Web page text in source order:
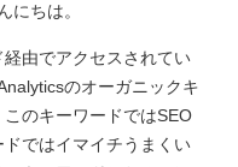
にちは。
経由でアクセスされてい
のオーガニックキ
のキーワードではSEO
ではイマイチうまくい